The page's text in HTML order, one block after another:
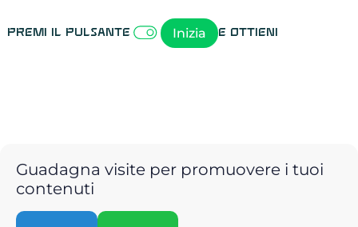
Premi il pulsante Inizia e ottieni
Guadagna visite per promuovere i tuoi
contenuti